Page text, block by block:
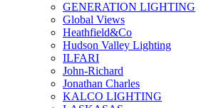
GENERATION LIGHTING
Global Views
Heathfield&Co
Hudson Valley Lighting
ILFARI
John-Richard
Jonathan Charles
KALCO LIGHTING